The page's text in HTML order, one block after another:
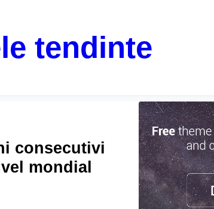
tendinte
consecutivi
mondial